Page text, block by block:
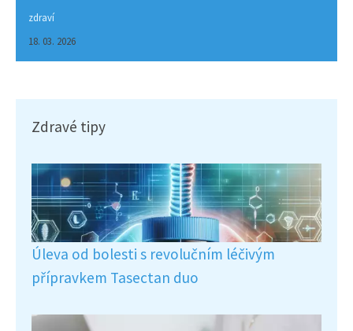
zdraví
18. 03. 2026
Zdravé tipy
Úleva od bolesti s revolučním léčivým
přípravkem Tasectan duo